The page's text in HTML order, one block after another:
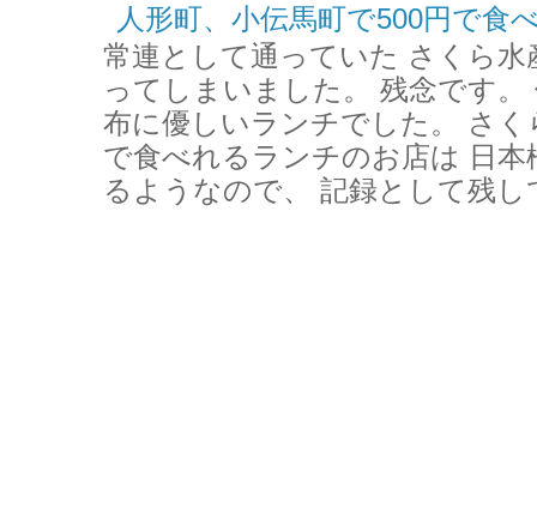
人形町、小伝馬町で500円で食
常連として通っていた さくら
ってしまいました。 残念です
布に優しいランチでした。 さ
で食べれるランチのお店は 日
るようなので、 記録として残